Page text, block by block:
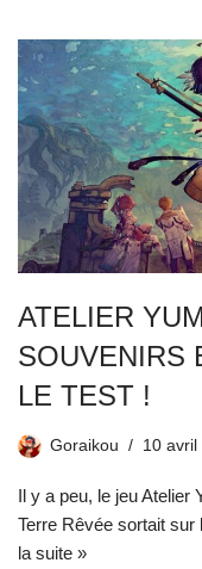
ATELIER
SOUVENIRS
LE TEST !
Goraikou 10 avril
Il y a peu, le jeu Atelier
Terre Rêvée sortait
la suite »